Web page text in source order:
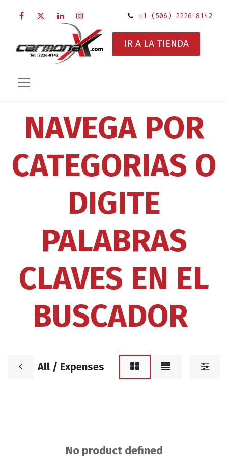
+1 (506) 2226-8142
IR A LA TIENDA
NAVEGA POR
CATEGORIAS O
DIGITE
PALABRAS
CLAVES EN EL
BUSCADOR
All / Expenses
No product defined